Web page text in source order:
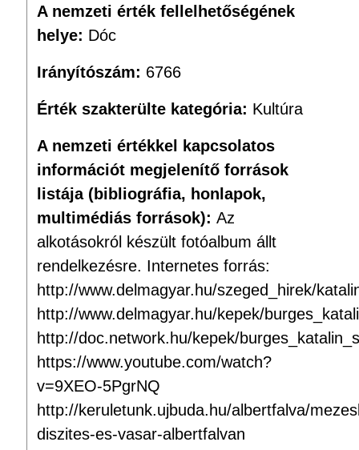
A nemzeti érték fellelhetőségének
helye: Dóc
Irányítószám: 6766
Érték szakterülte kategória: Kultúra
A nemzeti értékkel kapcsolatos
információt megjelenítő források
listája (bibliográfia, honlapok,
multimédiás források): Az
alkotásokról készült fotóalbum állt
rendelkezésre. Internetes forrás:
http://www.delmagyar.hu/szeged_hirek/
http://www.delmagyar.hu/kepek/
http://doc.network.hu/kepek/
https://www.youtube.com/watch?
v=9XEO-5PgrNQ
http://keruletunk.ujbuda.hu/albertfalva/
diszites-es-vasar-albertfalvan